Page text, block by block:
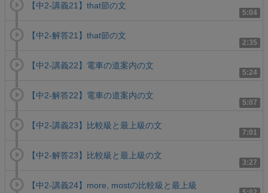
5:04
【中2-講義21】that節の文
2:35
【中2-解答21】that節の文
5:24
【中2-講義22】電車の道案内の文
5:07
【中2-解答22】電車の道案内の文
7:01
【中2-講義23】比較級と最上級の文
3:27
【中2-解答23】比較級と最上級の文
【中2-講義24】more, mostの比較級と最上級